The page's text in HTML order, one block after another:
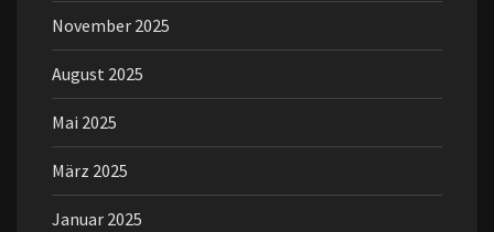
November 2025
August 2025
Mai 2025
März 2025
Januar 2025